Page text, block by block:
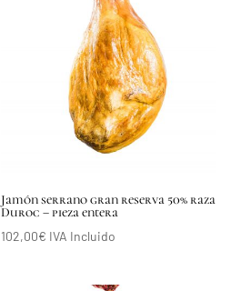
Jamón serrano gran reserva 50% raza
Duroc – pieza entera
102,00€ IVA Incluido